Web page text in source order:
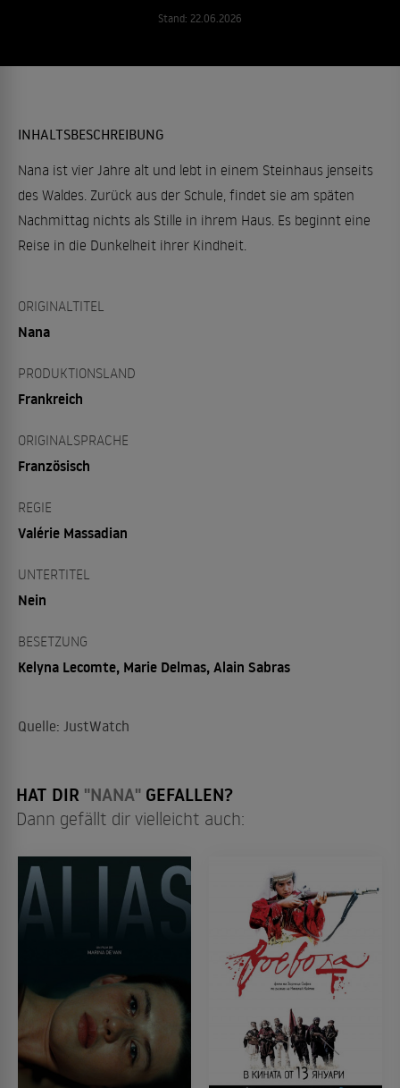
Stand: 22.06.2026
INHALTSBESCHREIBUNG
Nana ist vier Jahre alt und lebt in einem Steinhaus jenseits
des Waldes. Zurück aus der Schule, findet sie am späten
Nachmittag nichts als Stille in ihrem Haus. Es beginnt eine
Reise in die Dunkelheit ihrer Kindheit.
ORIGINALTITEL
Nana
PRODUKTIONSLAND
Frankreich
ORIGINALSPRACHE
Französisch
REGIE
Valérie Massadian
UNTERTITEL
Nein
BESETZUNG
Kelyna Lecomte, Marie Delmas, Alain Sabras
Quelle: JustWatch
HAT DIR "NANA" GEFALLEN?
Dann gefällt dir vielleicht auch: